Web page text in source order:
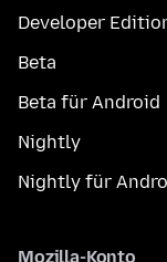
Developer
Beta
Beta für Android
Nightly
Nightly für
Mozilla-Konto